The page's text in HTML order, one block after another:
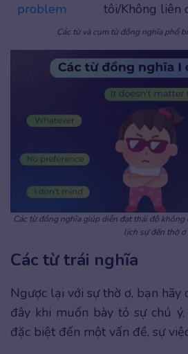
problem
tôi/Không liên
Các từ và cụm từ đồng nghĩa phổ
Các từ đồng nghĩa giúp diễn đạt thái độ
lịch sự đến thờ ơ
Các từ trái nghĩa
Ngược lại với sự thờ ơ, bạn hãy
đây khi muốn bày tỏ sự chú
đặc biệt đến một vấn đề, sự